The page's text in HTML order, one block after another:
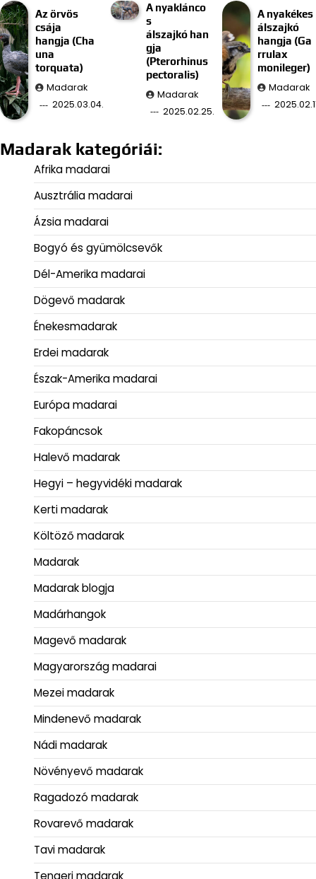
Az örvös
csája
hangja (Cha
una
torquata)
Madarak
2025.03.04.
A nyaklánco
s
álszajkó han
gja
(Pterorhinus
pectoralis)
Madarak
2025.02.25.
A nyakékes
álszajkó
hangja (Ga
rrulax
monileger)
Madarak
Madarak kategóriái:
Afrika madarai
Ausztrália madarai
Ázsia madarai
Bogyó és gyümölcsevők
Dél-Amerika madarai
Dögevő madarak
Énekesmadarak
Erdei madarak
Észak-Amerika madarai
Európa madarai
Fakopáncsok
Halevő madarak
Hegyi – hegyvidéki madarak
Kerti madarak
Költöző madarak
Madarak
Madarak blogja
Madárhangok
Magevő madarak
Magyarország madarai
Mezei madarak
Mindenevő madarak
Nádi madarak
Növényevő madarak
Ragadozó madarak
Rovarevő madarak
Tavi madarak
Tengeri madarak